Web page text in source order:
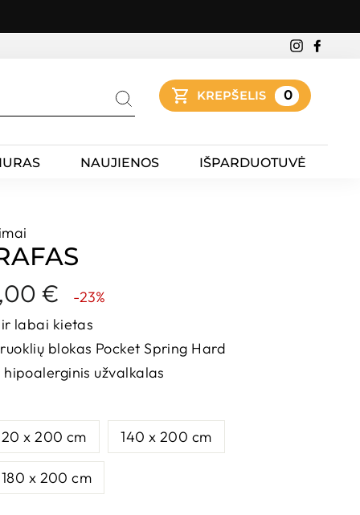
Ieškoti
KREPŠELIS 0
NAUJIENOS IŠPARDUOTUVĖ
€
-23%
labai kietas
blokas Pocket Spring Hard
užvalkalas
x 200 cm 140 x 200 cm
180 x 200 cm